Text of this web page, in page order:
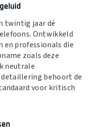
twintig jaar dé
Ontwikkeld
en professionals die
zoals deze
neutrale
detaillering behoort de
voor kritisch